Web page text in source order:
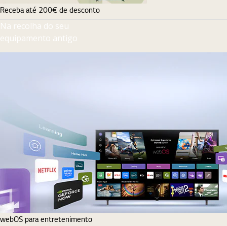
Receba até 200€ de desconto
Na recolha do seu
equipamento antigo
webOS para entretenimento